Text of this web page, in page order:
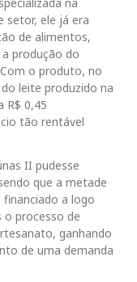
setor, ele já era
de alimentos,
produção do
o produto, no
leite produzido na
R$ 0,45
tão rentável
II pudesse
que a metade
a logo
o processo de
ganhando
de uma demanda